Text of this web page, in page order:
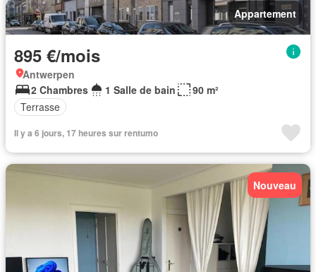
Appartement
895 €/mois
Antwerpen
2 Chambres
1 Salle de bain
90 m²
Terrasse
Il y a 6 jours, 17 heures sur rentumo
Nouveau